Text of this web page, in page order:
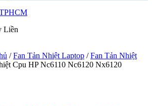
Liền
/ Fan Tản Nhiệt Laptop / Fan Tản Nhiệt
Cpu HP Nc6110 Nc6120 Nx6120